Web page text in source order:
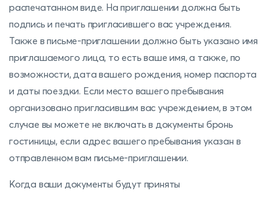
распечатанном виде. На приглашении должна быть
подпись и печать пригласившего вас учреждения.
Также в письме-приглашении должно быть указано имя
приглашаемого лица, то есть ваше имя, а также, по
возможности, дата вашего рождения, номер паспорта
и даты поездки. Если место вашего пребывания
организовано пригласившим вас учреждением, в этом
случае вы можете не включать в документы бронь
гостиницы, если адрес вашего пребывания указан в
отправленном вам письме-приглашении.
Когда ваши документы будут приняты